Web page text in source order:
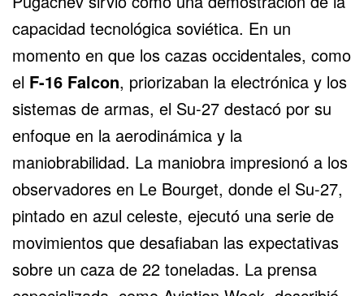
capacidad tecnológica soviética. En un
momento en que los cazas occidentales, como
el F-16 Falcon, priorizaban la electrónica y los
sistemas de armas, el Su-27 destacó por su
enfoque en la aerodinámica y la
maniobrabilidad. La maniobra impresionó a los
observadores en Le Bourget, donde el Su-27,
pintado en azul celeste, ejecutó una serie de
movimientos que desafiaban las expectativas
sobre un caza de 22 toneladas. La prensa